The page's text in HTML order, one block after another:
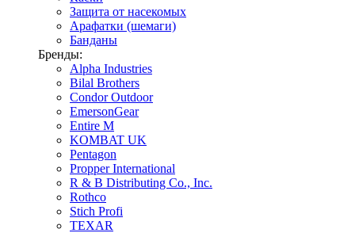
Защита от насекомых
Арафатки (шемаги)
Банданы
Бренды:
Alpha Industries
Bilal Brothers
Condor Outdoor
EmersonGear
Entire M
KOMBAT UK
Pentagon
Propper International
R & B Distributing Co., Inc.
Rothco
Stich Profi
TEXAR